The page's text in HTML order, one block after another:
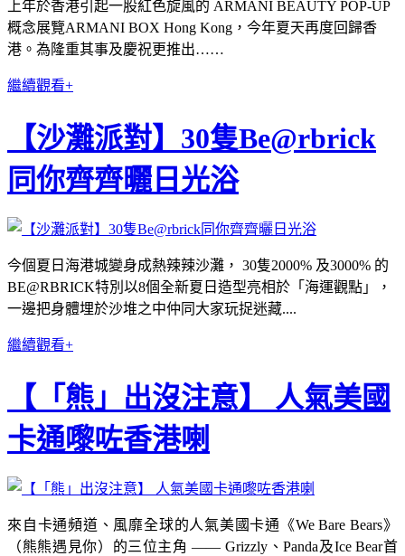
上年於香港引起一股紅色旋風的 ARMANI BEAUTY POP-UP
概念展覽ARMANI BOX Hong Kong，今年夏天再度回歸香
港。為隆重其事及慶祝更推出……
繼續觀看+
【沙灘派對】30隻Be@rbrick
同你齊齊曬日光浴
今個夏日海港城變身成熱辣辣沙灘， 30隻2000% 及3000% 的
BE@RBRICK特別以8個全新夏日造型亮相於「海運觀點」，
一邊把身體埋於沙堆之中仲同大家玩捉迷藏....
繼續觀看+
【「熊」出沒注意】 人氣美國
卡通嚟咗香港喇
來自卡通頻道、風靡全球的人氣美國卡通《We Bare Bears》
（熊熊遇見你）的三位主角 —— Grizzly、Panda及Ice Bear首